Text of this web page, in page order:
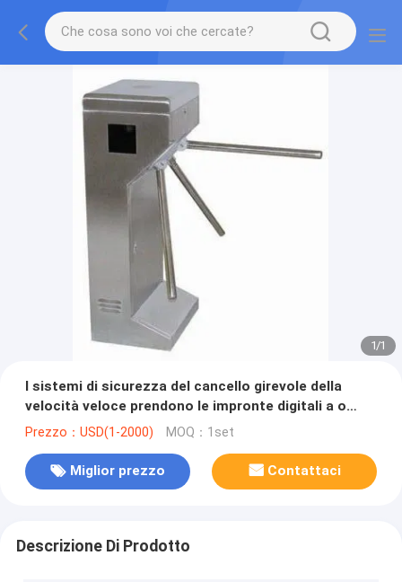
1/1
I sistemi di sicurezza del cancello girevole della
velocità veloce prendono le impronte digitali a o
lettore di schede di identificazione RFID
Prezzo：USD(1-2000) MOQ：1set
Miglior prezzo Contattaci
Descrizione Di Prodotto